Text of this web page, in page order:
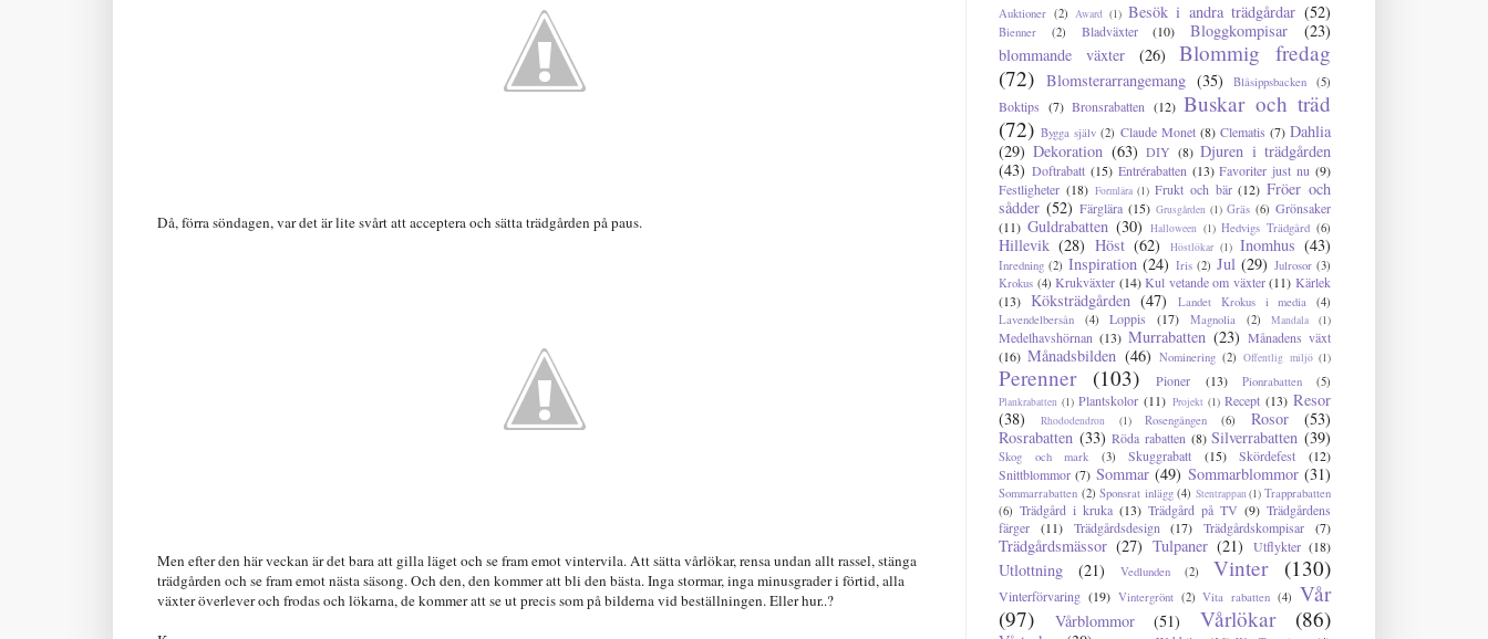
Då, förra söndagen, var det är lite svårt att acceptera och sätta trädgården på paus.
Men efter den här veckan är det bara att gilla läget och se fram emot vintervila. Att sätta vårlökar, rensa undan allt rassel, stänga
trädgården och se fram emot nästa säsong. Och den, den kommer att bli den bästa. Inga stormar, inga minusgrader i förtid, alla
växter överlever och frodas och lökarna, de kommer att se ut precis som på bilderna vid beställningen. Eller hur..?
Auktioner (2) Award (1) Besök i andra trädgårdar (52)
Bienner (2) Bladväxter (10) Bloggkompisar
(23)
blommande växter
(26)
Blommig fredag
(72) Blomsterarrangemang (35) Blåsippsbacken (5)
Boktips (7) Bronsrabatten (12) Buskar och träd
(72) Bygga själv (2) Claude Monet (8) Clematis (7) Dahlia
(29) Dekoration (63) DIY (8) Djuren i trädgården
(43) Doftrabatt (15) Entrérabatten (13) Favoriter just nu (9)
Festligheter (18) Formlära (1) Frukt och bär (12) Fröer och
sådder (52) Färglära (15) Grusgården (1) Gräs (6) Grönsaker
(11) Guldrabatten (30) Halloween (1) Hedvigs Trädgård (6)
Hillevik (28) Höst (62) Höstlökar (1) Inomhus (43)
Inredning (2) Inspiration (24) Iris (2) Jul (29) Julrosor (3)
Krokus (4) Krukväxter (14) Kul vetande om växter (11) Kärlek
(13) Köksträdgården (47) Landet Krokus i media
(4)
Lavendelbersån
(4) Loppis (17) Magnolia (2) Mandala (1)
Medelhavshörnan (13) Murrabatten (23) Månadens växt
(16) Månadsbilden (46) Nominering (2) Offentlig miljö (1)
Perenner (103) Pioner (13) Pionrabatten (5)
Plankrabatten (1) Plantskolor (11) Projekt (1) Recept (13) Resor
(38)
Rhododendron (1) Rosengången (6) Rosor
(53)
Rosrabatten (33) Röda rabatten (8) Silverrabatten (39)
Skog och mark (3) Skuggrabatt (15) Skördefest
(12)
Snittblommor (7) Sommar (49) Sommarblommor (31)
Sommarrabatten (2) Sponsrat inlägg (4) Stentrappan(1) Trapprabatten
(6) Trädgård i kruka (13) Trädgård på TV (9) Trädgårdens
färger
(11) Trädgårdsdesign (17) Trädgårdskompisar (7)
Trädgårdsmässor (27) Tulpaner (21) Utflykter (18)
Utlottning (21) Vedlunden (2) Vinter (130)
Vinterförvaring (19) Vintergrönt (2) Vita rabatten (4) Vår
(97)
Vårblommor (51) Vårlökar (86)